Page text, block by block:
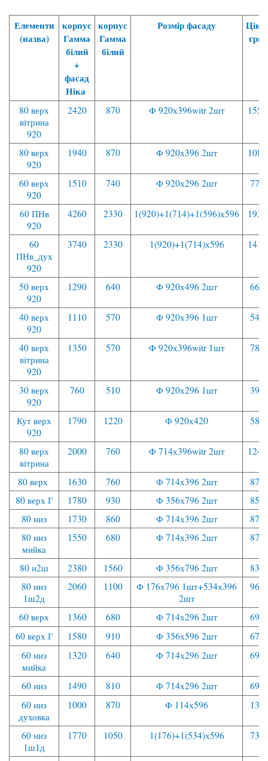
Елементи
(назва)
корпус
Гамма
білий
+
фасад
Ніка
корпус
Гамма
білий
Розмір фасаду
Ціна,
грн.
80 верх
вітрина
920
2420 870 Ф 920х396witr 2шт 1550
80 верх
920
1940 870 Ф 920х396 2шт 1080
60 верх
920
1510 740 Ф 920х296 2шт 770
60 ПНв
920
4260 2330 1(920)+1(714)+1(596)х596 1930
60
ПНв_дух
920
3740 2330 1(920)+1(714)х596 1410
50 верх
920
1290 640 Ф 920х496 2шт 660
40 верх
920
1110 570 Ф 920х396 1шт 540
40 верх
вітрина
920
1350 570 Ф 920х396witr 1шт 780
30 верх
920
760 510 Ф 920х296 1шт 390
Кут верх
920
1790 1220 Ф 920х420 580
80 верх
вітрина
2000 760 Ф 714х396witr 2шт 1240
80 верх 1630 760 Ф 714х396 2шт
870
80 верх Г
1780 930 Ф 356х796 2шт
850
80 низ
1730 860 Ф 714х396 2шт
870
80 низ
мийка
1550 680 Ф 714х396 2шт 870
80 н2ш 2380 1560 Ф 356х796 2шт
830
80 низ
1ш2д
2060 1100
Ф 176х796 1шт+534х396
2шт
960
60 верх 1360 680 Ф 714х296 2шт
690
60 верх Г
1580 910 Ф 356х596 2шт
670
60 низ
мийка
1320 640 Ф 714х296 2шт 690
60 низ 1490 810 Ф 714х296 2шт
690
60 низ
духовка
1000 870 Ф 114х596 130
60 низ
1ш1д
1770 1050 1(176)+1(534)х596 730